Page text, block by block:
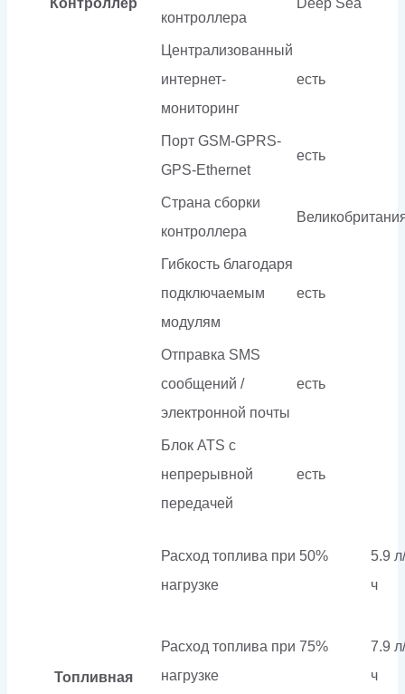
контроллера
Централизованный
интернет-
мониторинг
есть
Порт GSM-GPRS-
GPS-Ethernet
есть
Страна сборки
контроллера
Гибкость благодаря
подключаемым
модулям
есть
Отправка SMS
сообщений /
электронной почты
есть
Блок ATS с
непрерывной
передачей
есть
Топливная
Расход топлива при 50%
нагрузке
5.9 л/
ч
Расход топлива при 75%
нагрузке
7.9 л/
ч